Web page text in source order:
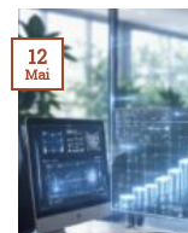
12
Mai